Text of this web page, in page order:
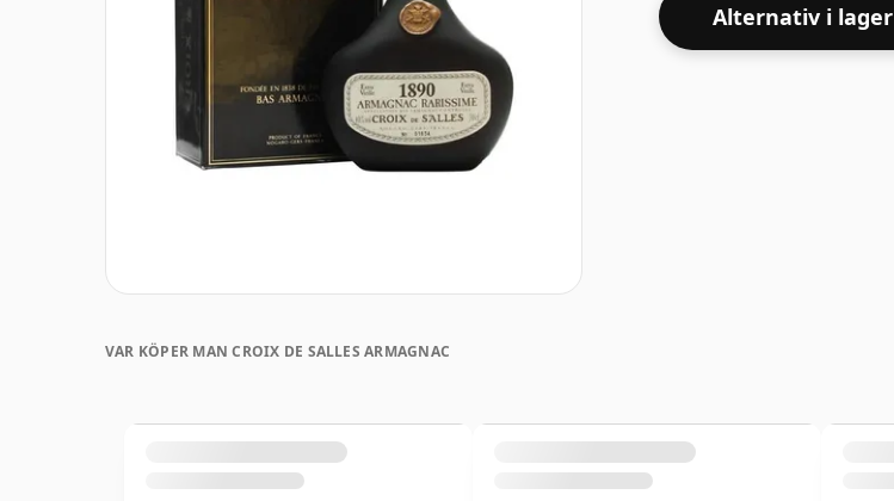
Alternativ i lager
VAR KÖPER MAN CROIX DE SALLES ARMAGNAC